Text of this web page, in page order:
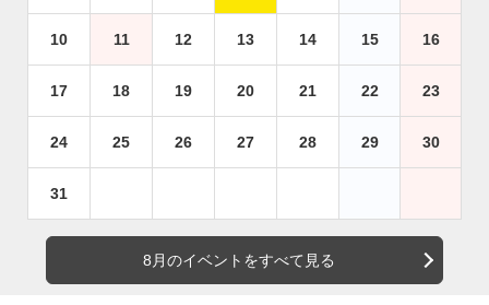
10 11 12 13 14 15 16
17 18 19 20 21 22 23
24 25 26 27 28 29 30
31
8月のイベントをすべて見る